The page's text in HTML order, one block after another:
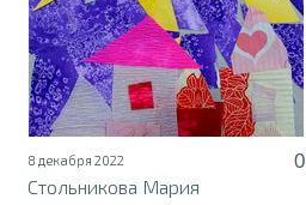
8 декабря 2022
0
Стольникова Мария